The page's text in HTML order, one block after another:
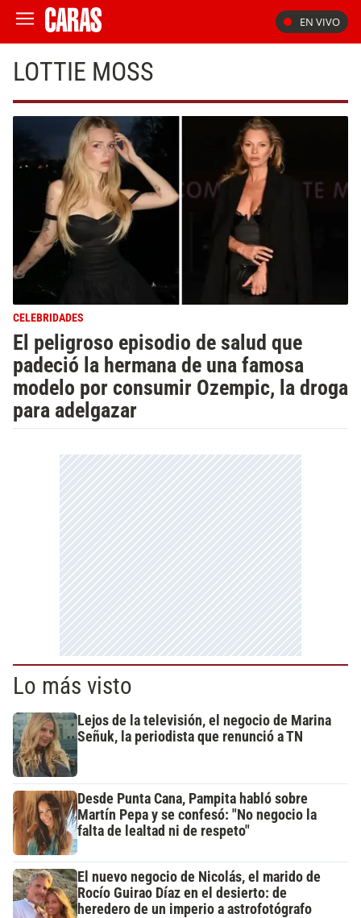
EN VIVO
LOTTIE MOSS
CELEBRIDADES
El peligroso episodio de salud que
padeció la hermana de una famosa
modelo por consumir Ozempic, la droga
para adelgazar
Lo más visto
Lejos de la televisión, el negocio de Marina
Señuk, la periodista que renunció a TN
Desde Punta Cana, Pampita habló sobre
Martín Pepa y se confesó: "No negocio la
falta de lealtad ni de respeto"
El nuevo negocio de Nicolás, el marido de
Rocío Guirao Díaz en el desierto: de
heredero de un imperio a astrofotógrafo